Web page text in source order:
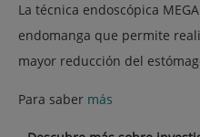
La técnica endoscópica
endomanga que permite
mayor reducción del
Para saber más